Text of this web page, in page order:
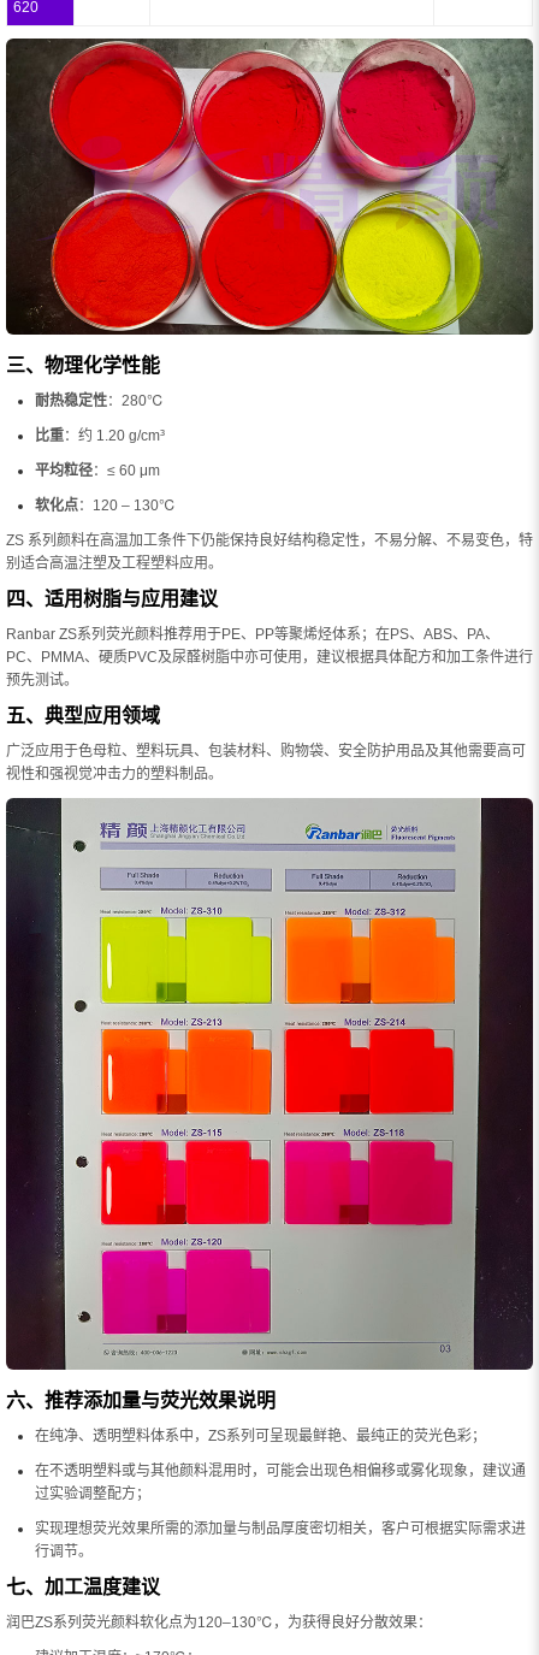
620
三、物理化学性能
耐热稳定性：280℃
比重：约 1.20 g/cm³
平均粒径：≤ 60 μm
软化点：120 – 130℃
ZS 系列颜料在高温加工条件下仍能保持良好结构稳定性，不易分解、不易变色，特
别适合高温注塑及工程塑料应用。
四、适用树脂与应用建议
Ranbar ZS系列荧光颜料推荐用于PE、PP等聚烯烃体系；在PS、ABS、PA、
PC、PMMA、硬质PVC及尿醛树脂中亦可使用，建议根据具体配方和加工条件进行
预先测试。
五、典型应用领域
广泛应用于色母粒、塑料玩具、包装材料、购物袋、安全防护用品及其他需要高可
视性和强视觉冲击力的塑料制品。
六、推荐添加量与荧光效果说明
在纯净、透明塑料体系中，ZS系列可呈现最鲜艳、最纯正的荧光色彩；
在不透明塑料或与其他颜料混用时，可能会出现色相偏移或雾化现象，建议通
过实验调整配方；
实现理想荧光效果所需的添加量与制品厚度密切相关，客户可根据实际需求进
行调节。
七、加工温度建议
润巴ZS系列荧光颜料软化点为120–130℃，为获得良好分散效果：